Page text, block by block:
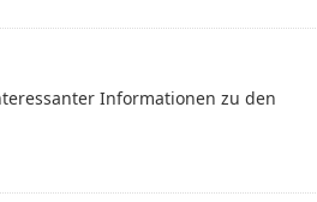
Informationen zu den